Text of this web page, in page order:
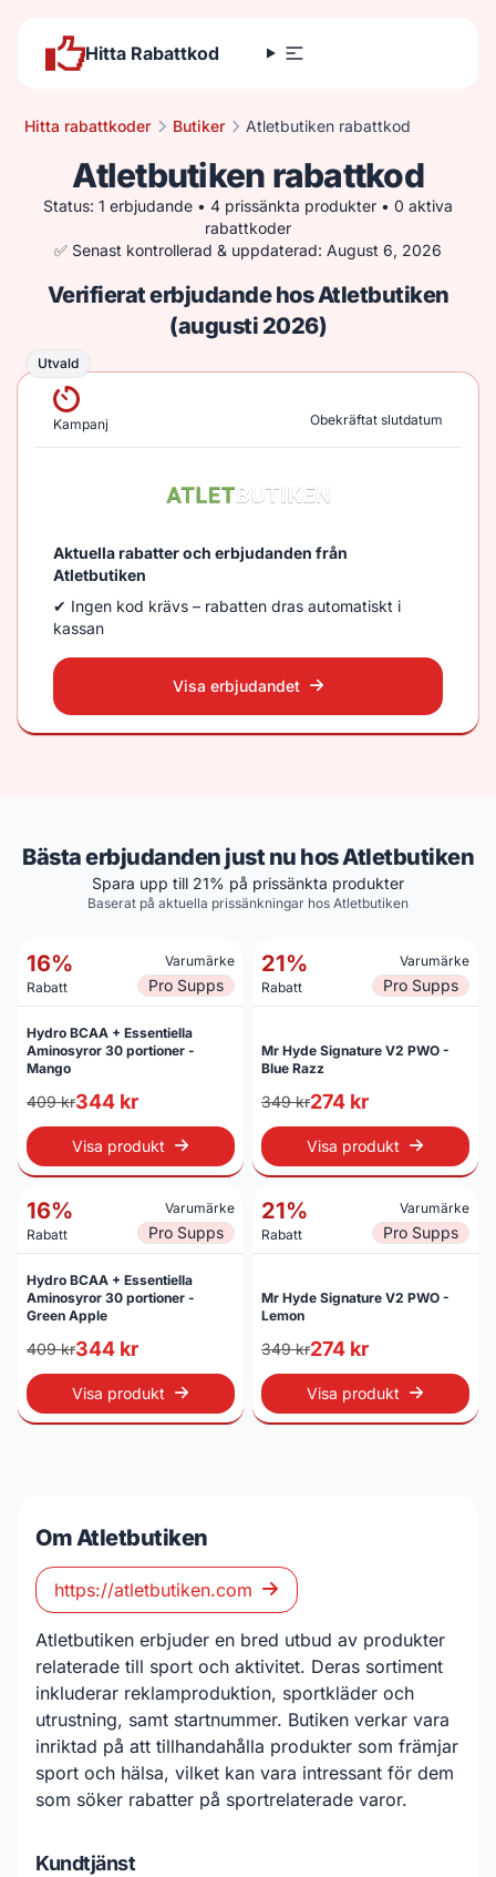
Hitta Rabattkod
Hitta rabattkoder Butiker Atletbutiken rabattkod
Atletbutiken rabattkod
Status: 1 erbjudande • 4 prissänkta produkter • 0 aktiva
rabattkoder
✅ Senast kontrollerad & uppdaterad: August 6, 2026
Verifierat erbjudande hos Atletbutiken
(augusti 2026)
Utvald
Utvald
Kampanj Obekräftat slutdatum
Aktuella rabatter och erbjudanden från
Atletbutiken
✔ Ingen kod krävs – rabatten dras automatiskt i
kassan
Visa erbjudandet
Bästa erbjudanden just nu hos Atletbutiken
Spara upp till 21% på prissänkta produkter
Baserat på aktuella prissänkningar hos Atletbutiken
16%
Rabatt
Varumärke
Pro Supps
Hydro BCAA + Essentiella
Aminosyror 30 portioner -
Mango
409 kr344 kr
Visa produkt
21%
Rabatt
Varumärke
Pro Supps
Mr Hyde Signature V2 PWO -
Blue Razz
349 kr274 kr
Visa produkt
16%
Rabatt
Varumärke
Pro Supps
Hydro BCAA + Essentiella
Aminosyror 30 portioner -
Green Apple
409 kr344 kr
Visa produkt
21%
Rabatt
Varumärke
Pro Supps
Mr Hyde Signature V2 PWO -
Lemon
349 kr274 kr
Visa produkt
Om Atletbutiken
https://atletbutiken.com
Atletbutiken erbjuder en bred utbud av produkter
relaterade till sport och aktivitet. Deras sortiment
inkluderar reklamproduktion, sportkläder och
utrustning, samt startnummer. Butiken verkar vara
inriktad på att tillhandahålla produkter som främjar
sport och hälsa, vilket kan vara intressant för dem
som söker rabatter på sportrelaterade varor.
Kundtjänst